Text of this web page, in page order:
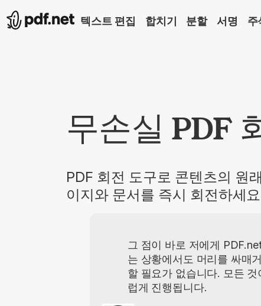
텍스트 편집 합치기 분할 서명 주
무손실 PDF
PDF 회전 도구로 콘텐츠의 원
이지와 문서를 즉시 회전하세
그 점이 바로 저에게
는 상황에서도 머리를 싸매
할 필요가 없습니다. 모든
럽게 진행됩니다.